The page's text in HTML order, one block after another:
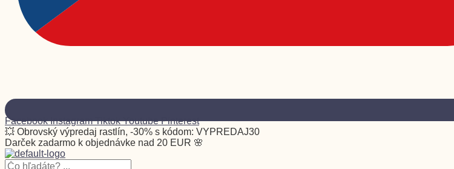
Facebook Instagram Tiktok Youtube Pinterest
💥 Obrovský výpredaj rastlín, -30% s kódom: VYPREDAJ30
Darček zadarmo k objednávke nad 20 EUR 🌸